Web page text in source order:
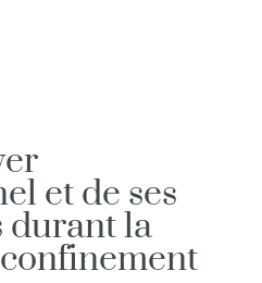
et de ses
durant la